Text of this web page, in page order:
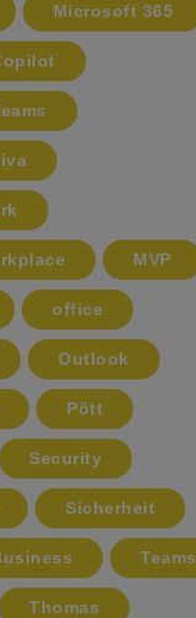
Microsoft 365
MVP
office
Outlook
Pött
Security
Sicherheit
Teams
Thomas